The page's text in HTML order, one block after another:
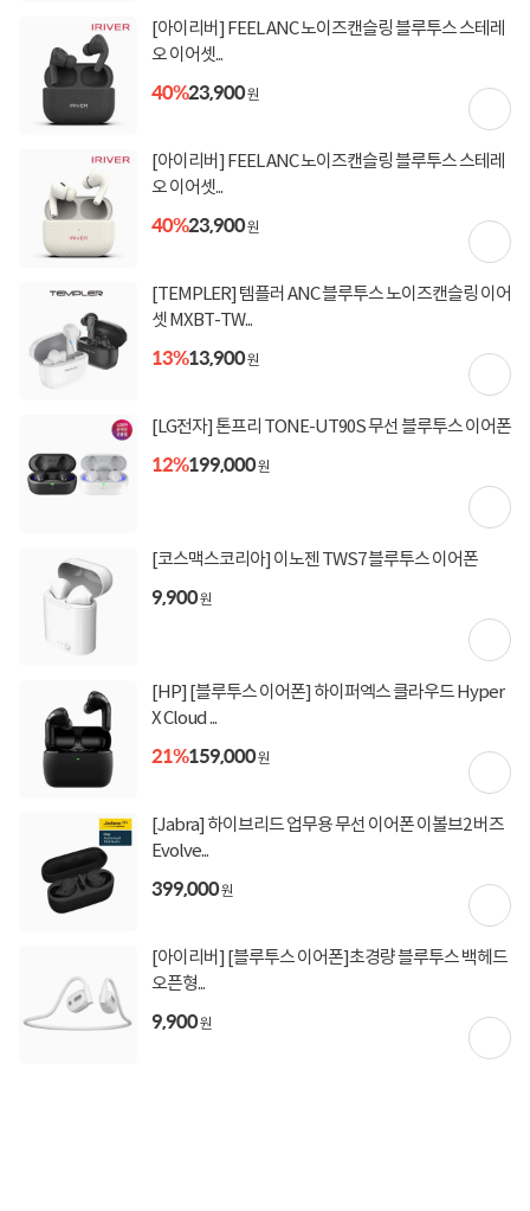
[아이리버] FEEL ANC 노이즈캔슬링 블루투스 스테레
오 이어셋...
40%23,900원
[아이리버] FEEL ANC 노이즈캔슬링 블루투스 스테레
오 이어셋...
40%23,900원
[TEMPLER] 템플러 ANC 블루투스 노이즈캔슬링 이어
셋 MXBT-TW...
13%13,900원
[LG전자] 톤프리 TONE-UT90S 무선 블루투스 이어폰
12%199,000원
[코스맥스코리아] 이노젠 TWS7 블루투스 이어폰
9,900원
[HP] [블루투스 이어폰] 하이퍼엑스 클라우드 Hyper
X Cloud ...
21%159,000원
[Jabra] 하이브리드 업무용 무선 이어폰 이볼브2 버즈
Evolve...
399,000원
[아이리버] [블루투스 이어폰]초경량 블루투스 백헤드
오픈형...
9,900원
상세정보 구매후기(
상세정보를